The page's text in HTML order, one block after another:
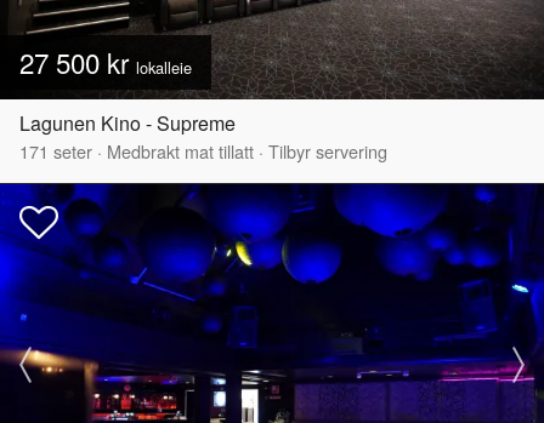
27 500 kr lokalleie
Lagunen Kino - Supreme
171 seter · Medbrakt mat tillatt · Tilbyr servering